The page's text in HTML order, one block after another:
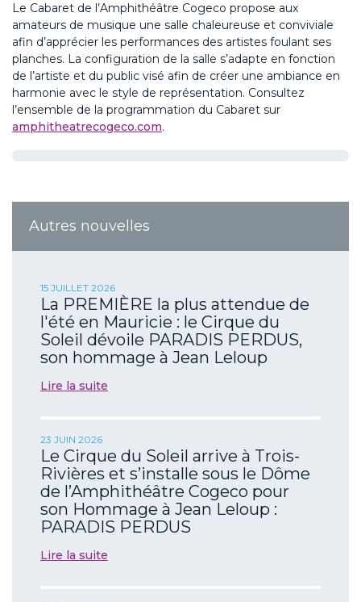
Le Cabaret de l’Amphithéâtre Cogeco propose aux
amateurs de musique une salle chaleureuse et conviviale
afin d’apprécier les performances des artistes foulant ses
planches. La configuration de la salle s’adapte en fonction
de l’artiste et du public visé afin de créer une ambiance en
harmonie avec le style de représentation. Consultez
l’ensemble de la programmation du Cabaret sur
amphitheatrecogeco.com.
Autres nouvelles
15 JUILLET 2026
La PREMIÈRE la plus attendue de
l'été en Mauricie : le Cirque du
Soleil dévoile PARADIS PERDUS,
son hommage à Jean Leloup
Lire la suite
23 JUIN 2026
Le Cirque du Soleil arrive à Trois-
Rivières et s’installe sous le Dôme
de l’Amphithéâtre Cogeco pour
son Hommage à Jean Leloup :
PARADIS PERDUS
Lire la suite